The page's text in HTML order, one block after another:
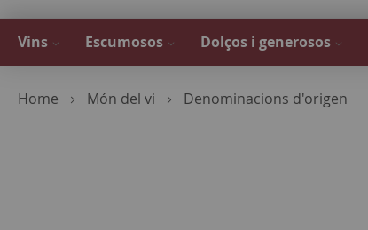
Vins Escumosos Dolços i generosos
Home Món del vi Denominacions d'origen